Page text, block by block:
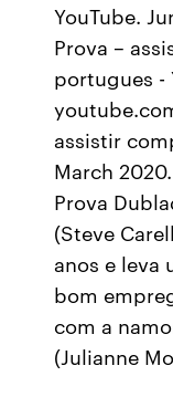
YouTube.
Prova –
portugues -
assistir
March
Prova
(Steve
anos e leva
bom
com a
(Julianne